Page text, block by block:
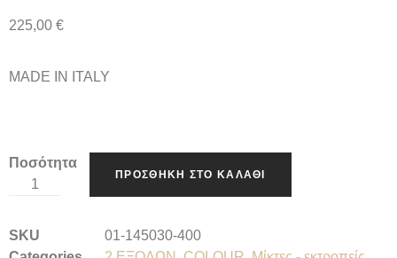
225,00 €
MADE IN ITALY
Ποσότητα
ΠΡΟΣΘΉΚΗ ΣΤΟ ΚΑΛΆΘΙ
SKU
01-145030-400